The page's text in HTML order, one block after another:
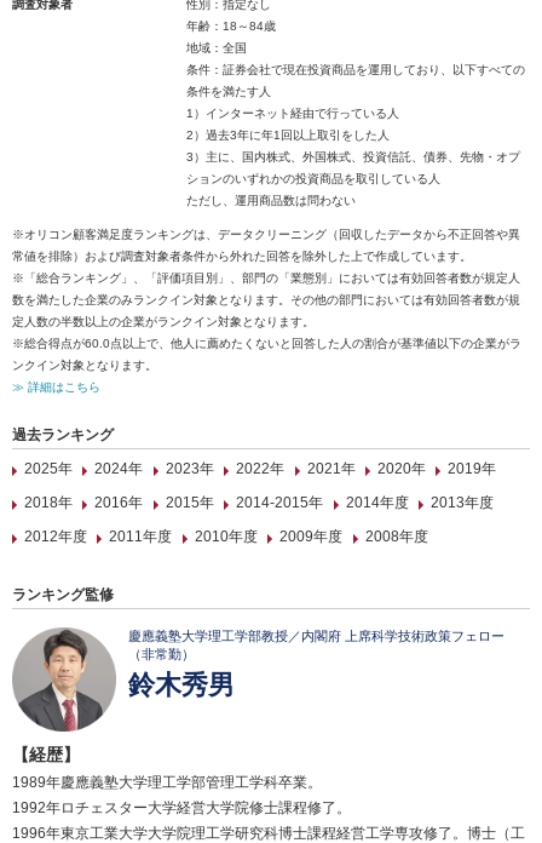
調査対象者
性別：指定なし
年齢：18～84歳
地域：全国
条件：証券会社で現在投資商品を運用しており、以下すべての
条件を満たす人
1）インターネット経由で行っている人
2）過去3年に年1回以上取引をした人
3）主に、国内株式、外国株式、投資信託、債券、先物・オプ
ションのいずれかの投資商品を取引している人
ただし、運用商品数は問わない
※オリコン顧客満足度ランキングは、データクリーニング（回収したデータから不正回答や異
常値を排除）および調査対象者条件から外れた回答を除外した上で作成しています。
※「総合ランキング」、「評価項目別」、部門の「業態別」においては有効回答者数が規定人
数を満たした企業のみランクイン対象となります。その他の部門においては有効回答者数が規
定人数の半数以上の企業がランクイン対象となります。
※総合得点が60.0点以上で、他人に薦めたくないと回答した人の割合が基準値以下の企業がラ
ンクイン対象となります。
≫ 詳細はこちら
過去ランキング
2025年
2024年 2023年 2022年 2021年 2020年
2019年
2018年
2016年 2015年 2014-2015年 2014年度
2013年度
2012年度
2011年度 2010年度 2009年度 2008年度
ランキング監修
慶應義塾大学理工学部教授／内閣府 上席科学技術政策フェロー
（非常勤）
鈴木秀男
【経歴】
1989年慶應義塾大学理工学部管理工学科卒業。
1992年ロチェスター大学経営大学院修士課程修了。
1996年東京工業大学大学院理工学研究科博士課程経営工学専攻修了。博士（工